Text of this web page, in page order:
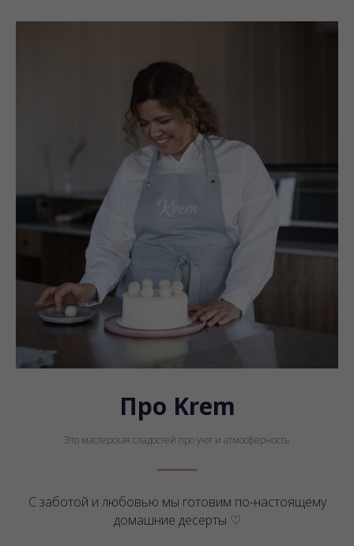
Про Krem
Это мастерская сладостей про уют и атмосферность
С заботой и любовью мы готовим по-настоящему
домашние десерты ♡